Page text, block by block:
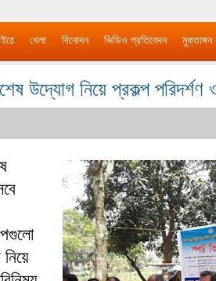
খেলা বিনোদন ভিডিও প্রতিবেদন মুক্তাঙ্গন
উদ্যোগ নিয়ে প্রকল্প পরিদর্শণ
নিয়ে